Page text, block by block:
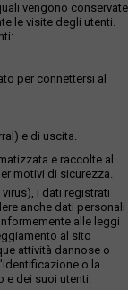
vengono conservate
le visite degli utenti.
per connettersi al
e di uscita.
e raccolte al
motivi di sicurezza.
i dati registrati
anche dati personali
alle leggi
al sito
attività dannose o
o la
e dei suoi utenti.